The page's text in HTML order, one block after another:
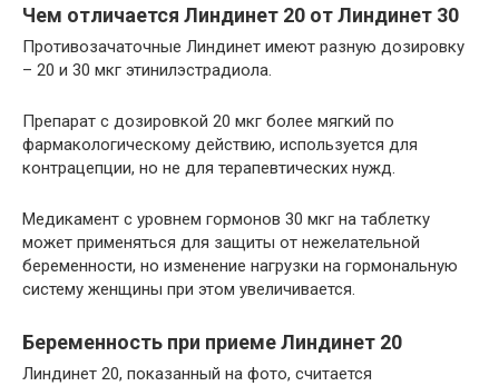
Чем отличается Линдинет 20 от Линдинет 30
Противозачаточные Линдинет имеют разную дозировку
– 20 и 30 мкг этинилэстрадиола.
Препарат с дозировкой 20 мкг более мягкий по
фармакологическому действию, используется для
контрацепции, но не для терапевтических нужд.
Медикамент с уровнем гормонов 30 мкг на таблетку
может применяться для защиты от нежелательной
беременности, но изменение нагрузки на гормональную
систему женщины при этом увеличивается.
Беременность при приеме Линдинет 20
Линдинет 20, показанный на фото, считается